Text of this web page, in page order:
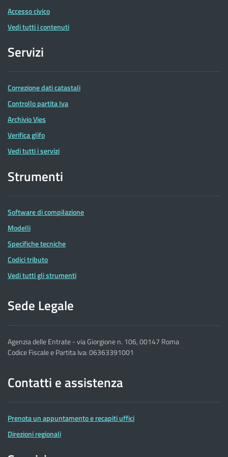
Accesso civico
Vedi tutti i contenuti
Servizi
Correzione dati catastali
Controllo partita Iva
Archivio Vies
Verifica glifo
Vedi tutti i servizi
Strumenti
Software di compilazione
Modelli
Specifiche tecniche
Codici tributo
Vedi tutti gli strumenti
Sede Legale
Agenzia delle Entrate - via Giorgione n. 106, 00147 Roma
Codice Fiscale e Partita Iva: 06363391001
Contatti e assistenza
Prenota un appuntamento e recapiti uffici
Direzioni regionali